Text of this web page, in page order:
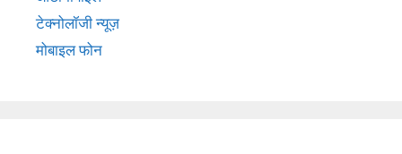
टेक्नोलॉजी न्यूज़
मोबाइल फोन